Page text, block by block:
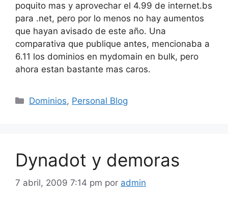
poquito mas y aprovechar el 4.99 de internet.bs
para .net, pero por lo menos no hay aumentos
que hayan avisado de este año. Una
comparativa que publique antes, mencionaba a
6.11 los dominios en mydomain en bulk, pero
ahora estan bastante mas caros.
Categorías
Dominios, Personal Blog
Dynadot y demoras
7 abril, 2009 7:14 pm por admin